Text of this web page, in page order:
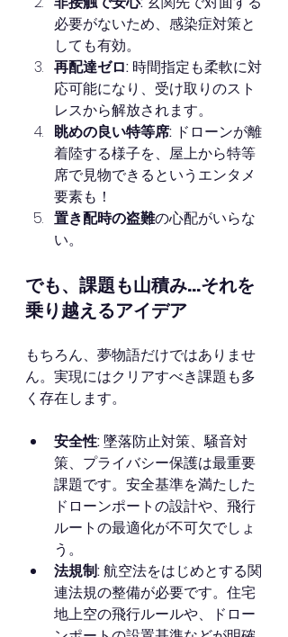
必要がないため、感染症対策と
しても有効。
再配達ゼロ: 時間指定も柔軟に対
応可能になり、受け取りのスト
レスから解放されます。
眺めの良い特等席: ドローンが離
着陸する様子を、屋上から特等
席で見物できるというエンタメ
要素も！
置き配時の盗難の心配がいらな
い。
でも、課題も山積み…それを
乗り越えるアイデア
もちろん、夢物語だけではありませ
ん。実現にはクリアすべき課題も多
く存在します。
安全性: 墜落防止対策、騒音対
策、プライバシー保護は最重要
課題です。安全基準を満たした
ドローンポートの設計や、飛行
ルートの最適化が不可欠でしょ
う。
法規制: 航空法をはじめとする関
連法規の整備が必要です。住宅
地上空の飛行ルールや、ドロー